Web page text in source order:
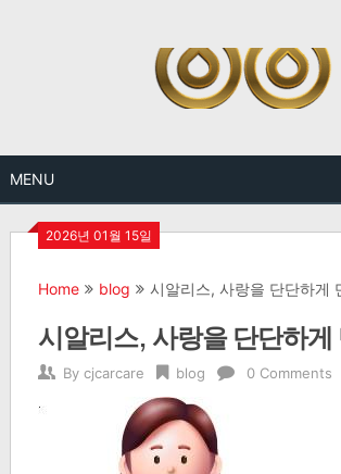
MENU
2026년 01월 15일
Home blog 시알리스, 사랑을 단단하게
시알리스, 사랑을 단단하게
By cjcarcare blog 0 Comments